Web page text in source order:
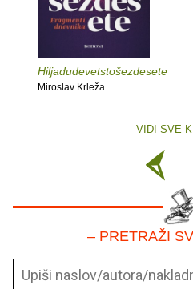
Hiljadudevetstošezdesete
Miroslav Krleža
VIDI SVE
– PRETRAŽI